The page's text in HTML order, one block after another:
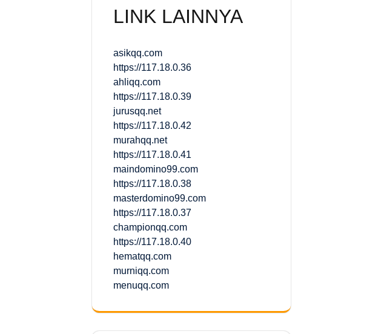
LINK LAINNYA
asikqq.com
https://117.18.0.36
ahliqq.com
https://117.18.0.39
jurusqq.net
https://117.18.0.42
murahqq.net
https://117.18.0.41
maindomino99.com
https://117.18.0.38
masterdomino99.com
https://117.18.0.37
championqq.com
https://117.18.0.40
hematqq.com
murniqq.com
menuqq.com